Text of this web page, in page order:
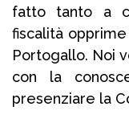
fatto tanto a
fiscalità
Portogallo. Noi
con la
presenziare la